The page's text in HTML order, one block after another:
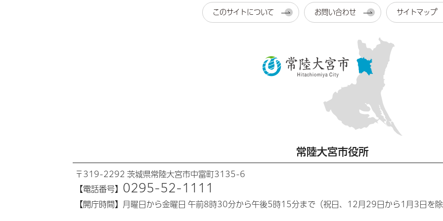
このサイトについて お問い合わせ サイトマップ
常陸大宮市役所
〒319-2292 茨城県常陸大宮市中富町3135-6
【電話番号】 0295-52-1111
【開庁時間】 月曜日から金曜日 午前8時30分から午後5時15分まで（祝日、12月29日から1月3日を